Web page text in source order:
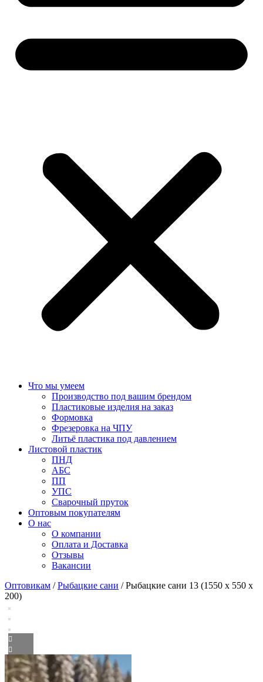
Что мы умеем
Производство под вашим брендом
Пластиковые изделия на заказ
Формовка
Фрезеровка на ЧПУ
Литьё пластика под давлением
Листовой пластик
ПНД
АБС
ПП
УПС
Сварочный пруток
Оптовым покупателям
О нас
О компании
Оплата и Доставка
Отзывы
Вакансии
Оптовикам /Рыбацкие сани / Рыбацкие сани 13 (1550 х 550 х
200)